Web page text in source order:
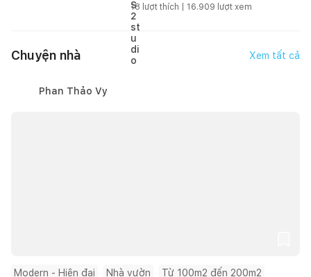
18 lượt thích | 16.909 lượt xem
Chuyện nhà Xem tất cả
Phan Thảo Vy
Modern - Hiện đại Nhà vườn Từ 100m2 đến 200m2